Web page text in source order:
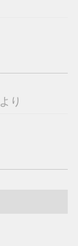
より